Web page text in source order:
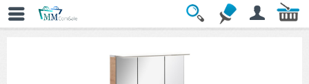
Übersicht